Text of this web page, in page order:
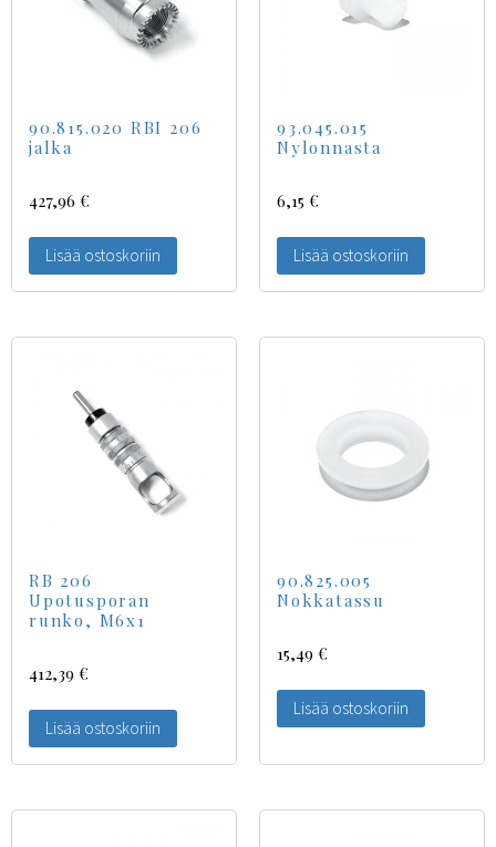
90.815.020 RBI 206
jalka
427,96 €
Lisää ostoskoriin
93.045.015
Nylonnasta
6,15 €
Lisää ostoskoriin
RB 206
Upotusporan
runko, M6x1
412,39 €
Lisää ostoskoriin
90.825.005
Nokkatassu
15,49 €
Lisää ostoskoriin